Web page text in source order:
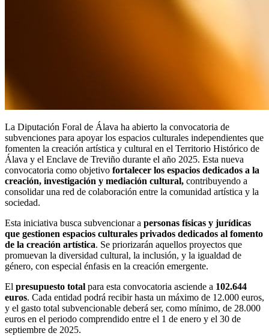
La Diputación Foral de Álava ha abierto la convocatoria de
subvenciones para apoyar los espacios culturales independientes que
fomenten la creación artística y cultural en el Territorio Histórico de
Álava y el Enclave de Treviño durante el año 2025. Esta nueva
convocatoria como objetivo fortalecer los espacios dedicados a la
creación, investigación y mediación cultural, contribuyendo a
consolidar una red de colaboración entre la comunidad artística y la
sociedad.
Esta iniciativa busca subvencionar a personas físicas y jurídicas
que gestionen espacios culturales privados dedicados al fomento
de la creación artística. Se priorizarán aquellos proyectos que
promuevan la diversidad cultural, la inclusión, y la igualdad de
género, con especial énfasis en la creación emergente.
El presupuesto total para esta convocatoria asciende a 102.644
euros. Cada entidad podrá recibir hasta un máximo de 12.000 euros,
y el gasto total subvencionable deberá ser, como mínimo, de 28.000
euros en el periodo comprendido entre el 1 de enero y el 30 de
septiembre de 2025.